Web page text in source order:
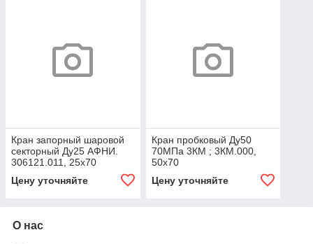
Кран запорный шаровой
секторный Ду25 АФНИ.
306121.011, 25х70
Цену уточняйте
Кран пробковый Ду50
70МПа 3КМ ; 3КМ.000,
50х70
Цену уточняйте
О нас